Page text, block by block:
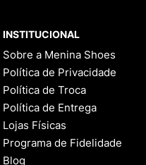
INSTITUCIONAL
Sobre a Menina Shoes
Política de Privacidade
Política de Troca
Política de Entrega
Lojas Físicas
Programa de Fidelidade
Blog